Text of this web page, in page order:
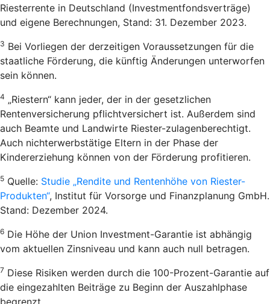
Riesterrente in Deutschland (Investmentfondsverträge)
und eigene Berechnungen, Stand: 31. Dezember 2023.
3 Bei Vorliegen der derzeitigen Voraussetzungen für die
staatliche Förderung, die künftig Änderungen unterworfen
sein können.
4 „Riestern“ kann jeder, der in der gesetzlichen
Rentenversicherung pflichtversichert ist. Außerdem sind
auch Beamte und Landwirte Riester-zulagenberechtigt.
Auch nichterwerbstätige Eltern in der Phase der
Kindererziehung können von der Förderung profitieren.
5 Quelle: Studie „Rendite und Rentenhöhe von Riester-
Produkten“, Institut für Vorsorge und Finanzplanung GmbH.
Stand: Dezember 2024.
6 Die Höhe der Union Investment-Garantie ist abhängig
vom aktuellen Zinsniveau und kann auch null betragen.
7 Diese Risiken werden durch die 100-Prozent-Garantie auf
die eingezahlten Beiträge zu Beginn der Auszahlphase
begrenzt.